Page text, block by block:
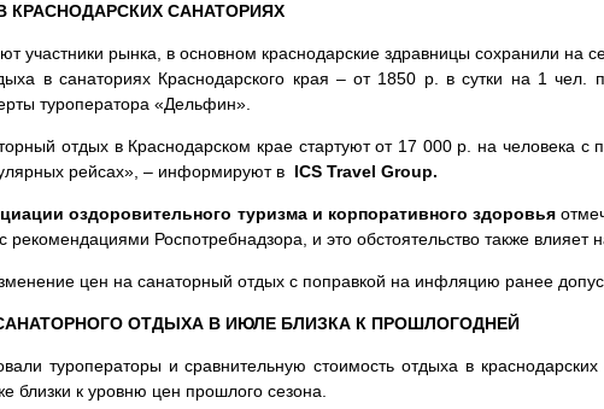
КРАСНОДАРСКИХ САНАТОРИЯХ
участники рынка, в основном краснодарские здравницы сохранили на
в санаториях Краснодарского края – от 1850 р. в сутки на 1
туроператора «Дельфин».
отдых в Краснодарском крае стартуют от 17 000 р. на человека
рейсах», – информируют в ICS Travel Group.
оздоровительного туризма и корпоративного здоровья
с рекомендациями Роспотребнадзора, и это обстоятельство также влияет
цен на санаторный отдых с поправкой на инфляцию ранее
ОТДЫХА В ИЮЛЕ БЛИЗКА К ПРОШЛОГОДНЕЙ
туроператоры и сравнительную стоимость отдыха в
близки к уровню цен прошлого сезона.